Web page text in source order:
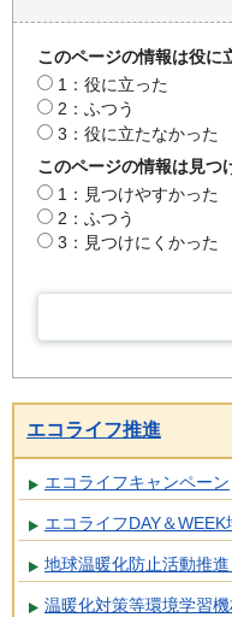
このページの情報は役に
1：役に立った
2：ふつう
3：役に立たなかった
このページの情報は見つ
1：見つけやすかった
2：ふつう
3：見つけにくかった
エコライフ推進
エコライフキャンペーン
エコライフDAY＆WEEK
地球温暖化防止活動推進
温暖化対策等環境学習